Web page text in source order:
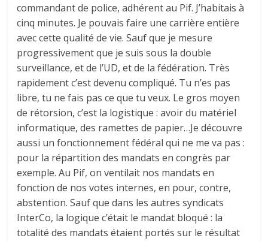
commandant de police, adhérent au Pif. J’habitais à
cinq minutes. Je pouvais faire une carrière entière
avec cette qualité de vie. Sauf que je mesure
progressivement que je suis sous la double
surveillance, et de l’UD, et de la fédération. Très
rapidement c’est devenu compliqué. Tu n’es pas
libre, tu ne fais pas ce que tu veux. Le gros moyen
de rétorsion, c’est la logistique : avoir du matériel
informatique, des ramettes de papier…Je découvre
aussi un fonctionnement fédéral qui ne me va pas :
pour la répartition des mandats en congrès par
exemple. Au Pif, on ventilait nos mandats en
fonction de nos votes internes, en pour, contre,
abstention. Sauf que dans les autres syndicats
InterCo, la logique c’était le mandat bloqué : la
totalité des mandats étaient portés sur le résultat